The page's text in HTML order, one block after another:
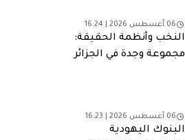
06 أغسطس 2026 | 16:24
النخب وأنظمة الحقيقة:
مجموعة وجدة في الجزائر
06 أغسطس 2026 | 16:23
البنوك اليهودية